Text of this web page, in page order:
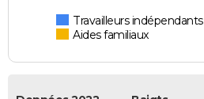
Travailleurs indépendants
Aides familiaux